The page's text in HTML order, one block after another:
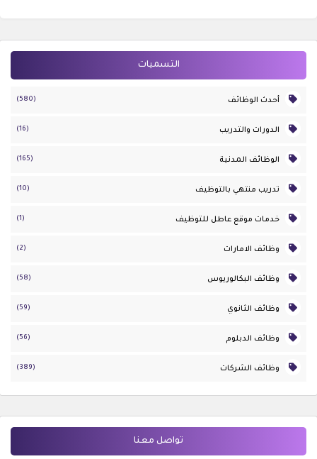
التسميات
أحدث الوظائف (580)
الدورات والتدريب (16)
الوظائف المدنية (165)
تدريب منتهي بالتوظيف (10)
خدمات موقع عاطل للتوظيف (1)
وظائف الامارات (2)
وظائف البكالوريوس (58)
وظائف الثانوي (59)
وظائف الدبلوم (56)
وظائف الشركات (389)
تواصل معنا